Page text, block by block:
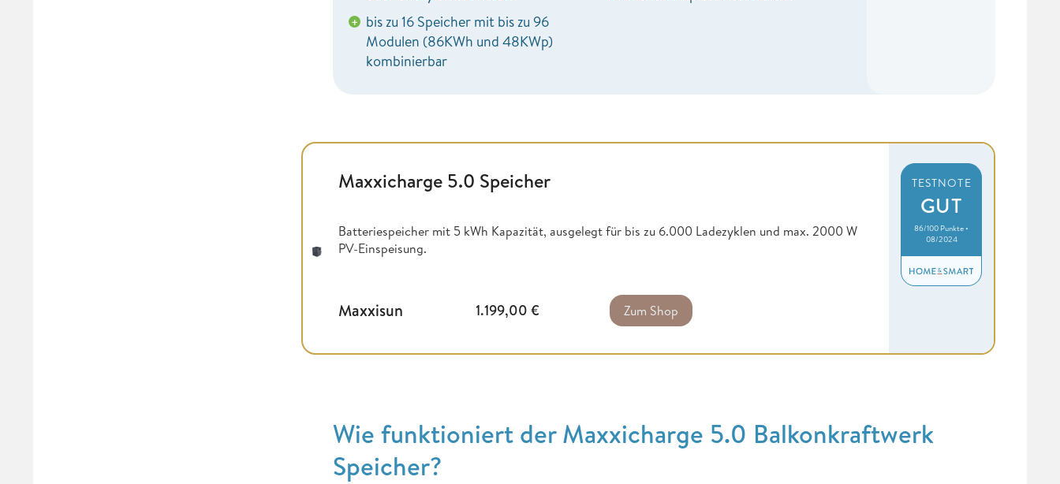
+ bis zu 16 Speicher mit bis zu 96
Modulen (86KWh und 48KWp)
kombinierbar
Maxxicharge 5.0 Speicher
Batteriespeicher mit 5 kWh Kapazität, ausgelegt für bis zu 6.000 Ladezyklen und max. 2000 W
PV-Einspeisung.
Maxxisun 1.199,00 € Zum Shop
TESTNOTE
GUT
86/100 Punkte •
08/2024
Wie funktioniert der Maxxicharge 5.0 Balkonkraftwerk
Speicher?